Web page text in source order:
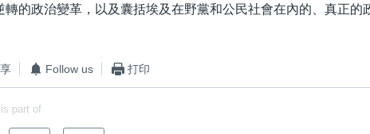
轉的政治變革，以及囊括埃及在野黨和公民社會在內的、真正的
Follow us 打印
part of